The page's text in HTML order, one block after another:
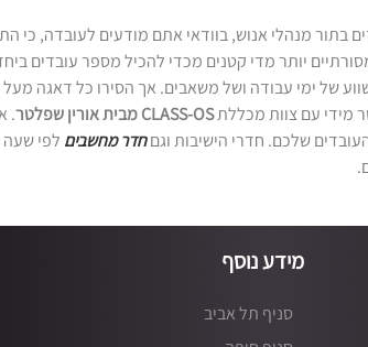
בתור מנהלי אנוש, בוודאי אתם מודעים לעובדה, כי
יותר מדי קטנים מכדי להכיל מספר עובדים
של ימי עבודה ושל משאבים. אך הסירו כל דאגה
מידי עם צוות מכללתCLASS-OS מבית אורין שפלטר
.
שלכם. חדרי הישיבות וגםחדר מחשבים לפי שעה
מידע נוסף
סניף תל אביב